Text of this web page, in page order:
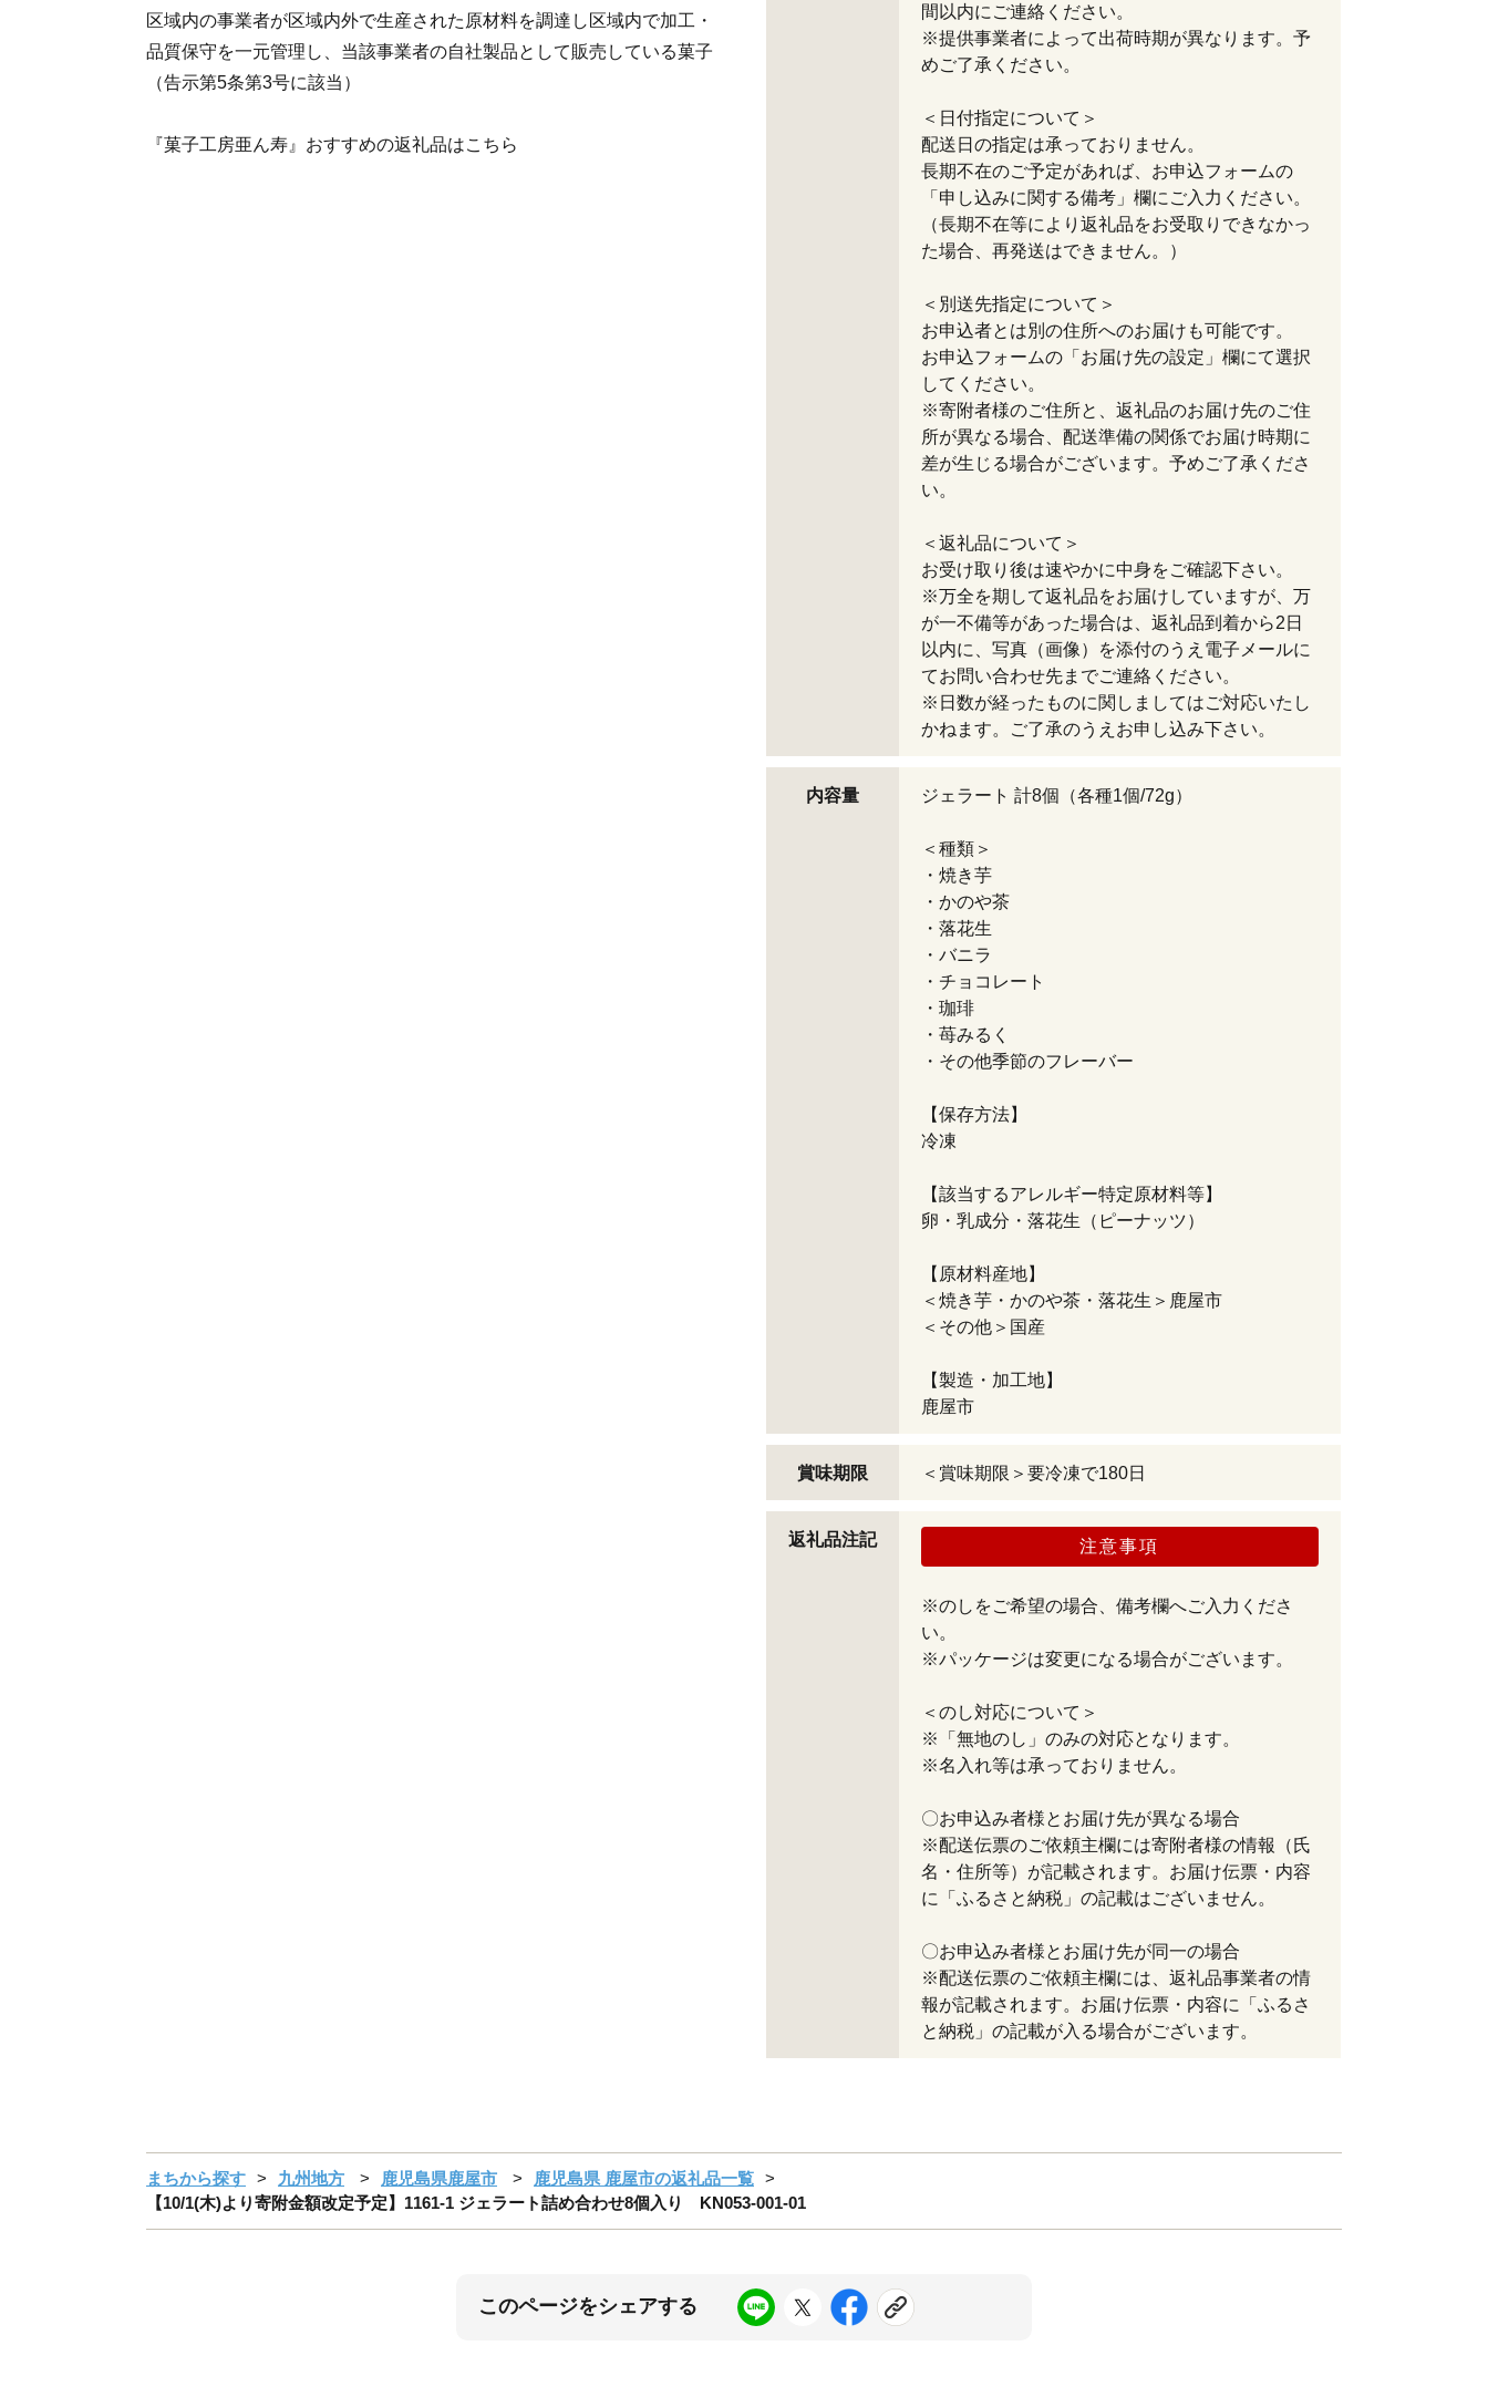
区域内の事業者が区域内外で生産された原材料を調達し区域内で加工・
品質保守を一元管理し、当該事業者の自社製品として販売している菓子
（告示第5条第3号に該当）
『菓子工房亜ん寿』おすすめの返礼品はこちら
間以内にご連絡ください。
※提供事業者によって出荷時期が異なります。予
めご了承ください。
＜日付指定について＞
配送日の指定は承っておりません。
長期不在のご予定があれば、お申込フォームの
「申し込みに関する備考」欄にご入力ください。
（長期不在等により返礼品をお受取りできなかっ
た場合、再発送はできません。）
＜別送先指定について＞
お申込者とは別の住所へのお届けも可能です。
お申込フォームの「お届け先の設定」欄にて選択
してください。
※寄附者様のご住所と、返礼品のお届け先のご住
所が異なる場合、配送準備の関係でお届け時期に
差が生じる場合がございます。予めご了承くださ
い。
＜返礼品について＞
お受け取り後は速やかに中身をご確認下さい。
※万全を期して返礼品をお届けしていますが、万
が一不備等があった場合は、返礼品到着から2日
以内に、写真（画像）を添付のうえ電子メールに
てお問い合わせ先までご連絡ください。
※日数が経ったものに関しましてはご対応いたし
かねます。ご了承のうえお申し込み下さい。
内容量 ジェラート 計8個（各種1個/72g）
＜種類＞
・焼き芋
・かのや茶
・落花生
・バニラ
・チョコレート
・珈琲
・苺みるく
・その他季節のフレーバー
【保存方法】
冷凍
【該当するアレルギー特定原材料等】
卵・乳成分・落花生（ピーナッツ）
【原材料産地】
＜焼き芋・かのや茶・落花生＞鹿屋市
＜その他＞国産
【製造・加工地】
鹿屋市
賞味期限 ＜賞味期限＞要冷凍で180日
返礼品注記 注意事項
※のしをご希望の場合、備考欄へご入力くださ
い。
※パッケージは変更になる場合がございます。
＜のし対応について＞
※「無地のし」のみの対応となります。
※名入れ等は承っておりません。
〇お申込み者様とお届け先が異なる場合
※配送伝票のご依頼主欄には寄附者様の情報（氏
名・住所等）が記載されます。お届け伝票・内容
に「ふるさと納税」の記載はございません。
〇お申込み者様とお届け先が同一の場合
※配送伝票のご依頼主欄には、返礼品事業者の情
報が記載されます。お届け伝票・内容に「ふるさ
と納税」の記載が入る場合がございます。
まちから探す 九州地方 鹿児島県鹿屋市
鹿児島県 鹿屋市の返礼品一覧
【10/1(木)より寄附金額改定予定】1161-1 ジェラート詰め合わせ8個入り KN053-001-01
このページをシェアする